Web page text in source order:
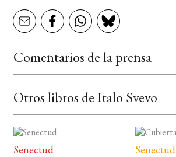
Comentarios de la prensa
Otros libros de Italo Svevo
Senectud Senectud